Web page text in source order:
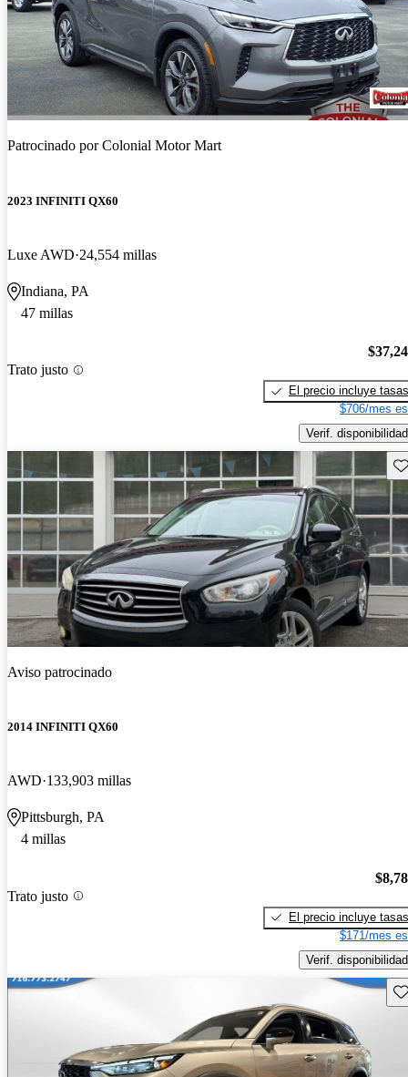
Patrocinado porColonial Motor Mart
2023 INFINITI QX60
Luxe AWD 24,554 millas
Indiana, PA
47 millas
Trato justo
El precio incluye tasas
$706/mes
Verif. disponibilidad
Aviso patrocinado
2014 INFINITI QX60
AWD 133,903 millas
Pittsburgh, PA
4 millas
Trato justo
El precio incluye tasas
$171/mes
Verif. disponibilidad